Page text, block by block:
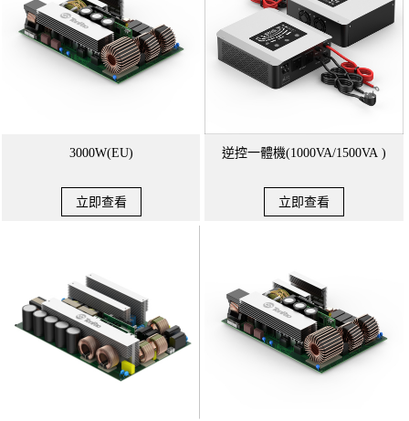
3000W(EU)
立即查看
逆控一體機(1000VA/1500VA )
立即查看